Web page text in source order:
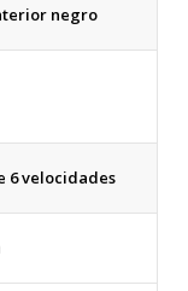
negro
6 velocidades